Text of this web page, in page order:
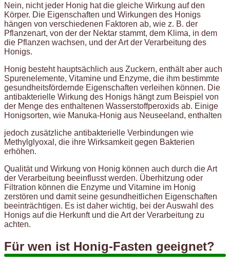
Nein, nicht jeder Honig hat die gleiche Wirkung auf den
Körper. Die Eigenschaften und Wirkungen des Honigs
hängen von verschiedenen Faktoren ab, wie z. B. der
Pflanzenart, von der der Nektar stammt, dem Klima, in dem
die Pflanzen wachsen, und der Art der Verarbeitung des
Honigs.
Honig besteht hauptsächlich aus Zuckern, enthält aber auch
Spurenelemente, Vitamine und Enzyme, die ihm bestimmte
gesundheitsfördernde Eigenschaften verleihen können. Die
antibakterielle Wirkung des Honigs hängt zum Beispiel von
der Menge des enthaltenen Wasserstoffperoxids ab. Einige
Honigsorten, wie Manuka-Honig aus Neuseeland, enthalten
jedoch zusätzliche antibakterielle Verbindungen wie
Methylglyoxal, die ihre Wirksamkeit gegen Bakterien
erhöhen.
Qualität und Wirkung von Honig können auch durch die Art
der Verarbeitung beeinflusst werden. Überhitzung oder
Filtration können die Enzyme und Vitamine im Honig
zerstören und damit seine gesundheitlichen Eigenschaften
beeinträchtigen. Es ist daher wichtig, bei der Auswahl des
Honigs auf die Herkunft und die Art der Verarbeitung zu
achten.
Für wen ist Honig-Fasten geeignet?